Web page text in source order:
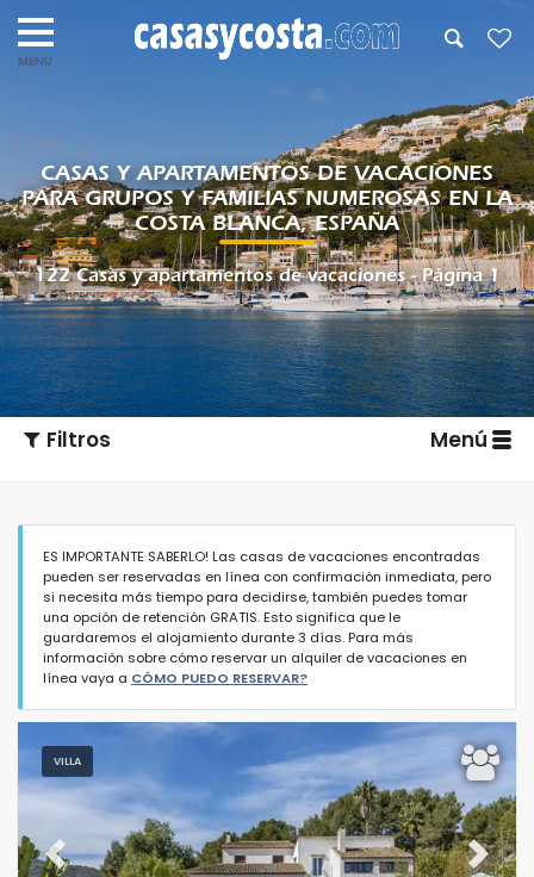
CASAS Y APARTAMENTOS DE VACACIONES
PARA GRUPOS Y FAMILIAS NUMEROSAS EN LA
COSTA BLANCA, ESPAÑA
122 Casas y apartamentos de vacaciones - Página 1
Filtros Menú
Tipo de alojamiento
Personas
Dormitorios
ES IMPORTANTE SABERLO! Las casas de vacaciones encontradas
pueden ser reservadas en línea con confirmación inmediata, pero
si necesita más tiempo para decidirse, también puedes tomar
una opción de retención GRATIS. Esto significa que le
guardaremos el alojamiento durante 3 días. Para más
información sobre cómo reservar un alquiler de vacaciones en
línea vaya a CÓMO PUEDO RESERVAR?
VILLA
Previous Next